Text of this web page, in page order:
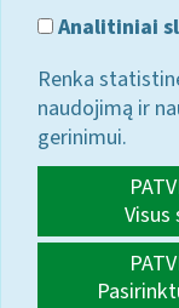
Analitiniai
Renka
naudojimą ir
gerinimui.
Visus